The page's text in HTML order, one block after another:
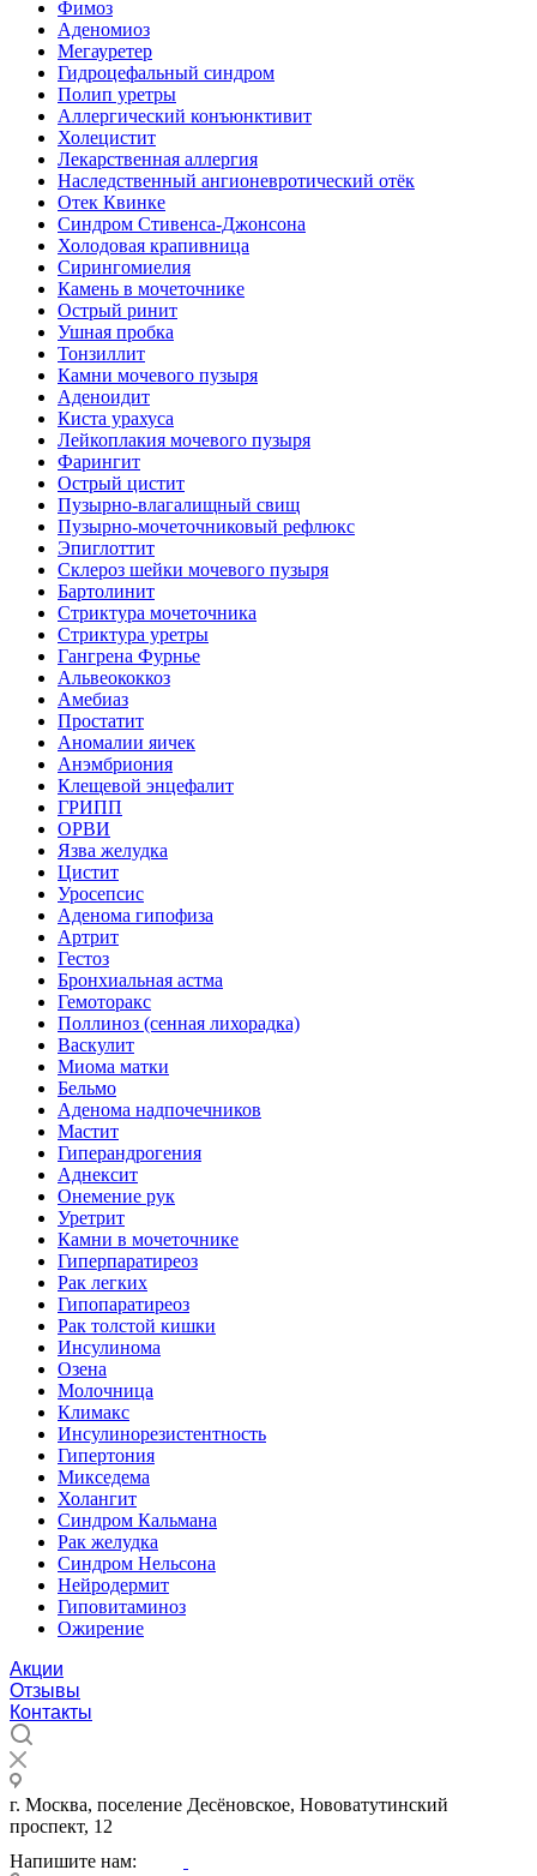
Фимоз
Аденомиоз
Мегауретер
Гидроцефальный синдром
Полип уретры
Аллергический конъюнктивит
Холецистит
Лекарственная аллергия
Наследственный ангионевротический отёк
Отек Квинке
Синдром Стивенса-Джонсона
Холодовая крапивница
Сирингомиелия
Камень в мочеточнике
Острый ринит
Ушная пробка
Тонзиллит
Камни мочевого пузыря
Аденоидит
Киста урахуса
Лейкоплакия мочевого пузыря
Фарингит
Острый цистит
Пузырно-влагалищный свищ
Пузырно-мочеточниковый рефлюкс
Эпиглоттит
Склероз шейки мочевого пузыря
Бартолинит
Стриктура мочеточника
Стриктура уретры
Гангрена Фурнье
Альвеококкоз
Амебиаз
Простатит
Аномалии яичек
Анэмбриония
Клещевой энцефалит
ГРИПП
ОРВИ
Язва желудка
Цистит
Уросепсис
Аденома гипофиза
Артрит
Гестоз
Бронхиальная астма
Гемоторакс
Поллиноз (сенная лихорадка)
Васкулит
Миома матки
Бельмо
Аденома надпочечников
Мастит
Гиперандрогения
Аднексит
Онемение рук
Уретрит
Камни в мочеточнике
Гиперпаратиреоз
Рак легких
Гипопаратиреоз
Рак толстой кишки
Инсулинома
Озена
Молочница
Климакс
Инсулинорезистентность
Гипертония
Микседема
Холангит
Синдром Кальмана
Рак желудка
Синдром Нельсона
Нейродермит
Гиповитаминоз
Ожирение
Акции
Отзывы
Контакты
г. Москва, поселение Десёновское, Нововатутинский
проспект, 12
Напишите нам: